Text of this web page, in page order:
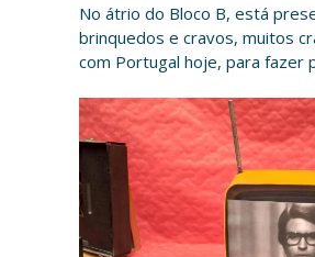
No átrio do Bloco B, está
brinquedos e cravos, muitos
com Portugal hoje, para fazer